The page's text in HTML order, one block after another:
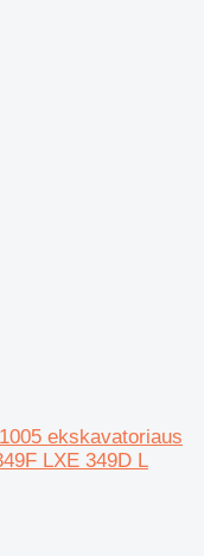
ekskavatoriaus
LXE 349D L